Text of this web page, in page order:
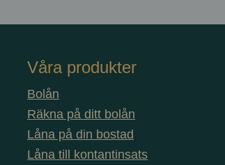
Våra produkter
Bolån
Räkna på ditt bolån
Låna på din bostad
Låna till kontantinsats